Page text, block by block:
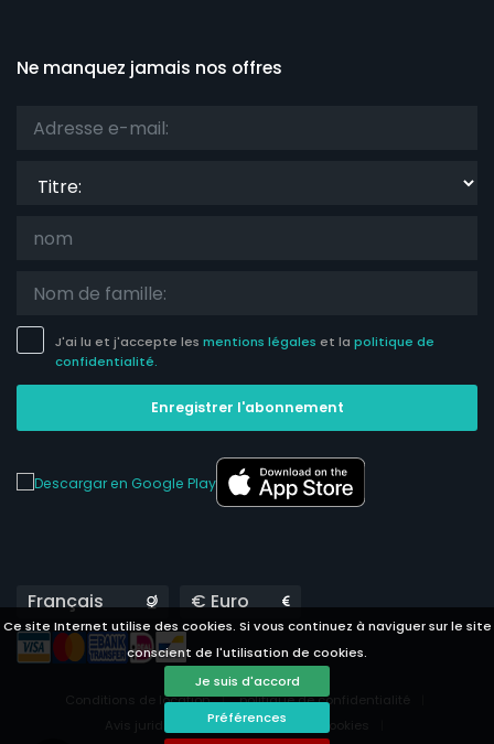
Ce site Internet utilise des cookies. Si vous continuez à naviguer sur le site
conscient de l'utilisation de cookies.
Je suis d'accord
Préférences
Ne manquez jamais nos offres
J'ai lu et j'accepte les mentions légales et la politique de
confidentialité.
Enregistrer l'abonnement
Languages Currencies
Conditions de location
politique de confidentialité
Préférences des cookies